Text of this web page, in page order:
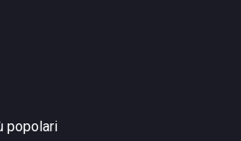
a
Chioggia.
popolari